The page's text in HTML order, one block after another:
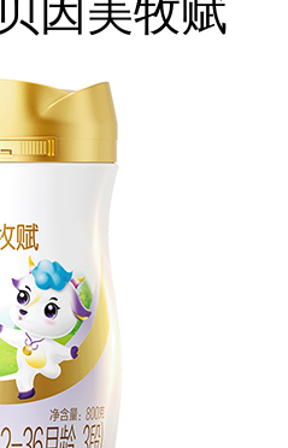
贝因美牧赋